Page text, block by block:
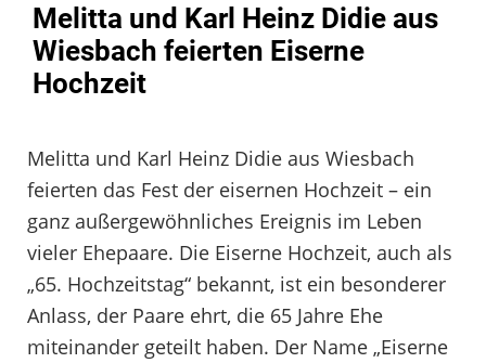
Melitta und Karl Heinz Didie aus
Wiesbach feierten Eiserne
Hochzeit
Melitta und Karl Heinz Didie aus Wiesbach
feierten das Fest der eisernen Hochzeit – ein
ganz außergewöhnliches Ereignis im Leben
vieler Ehepaare. Die Eiserne Hochzeit, auch als
„65. Hochzeitstag“ bekannt, ist ein besonderer
Anlass, der Paare ehrt, die 65 Jahre Ehe
miteinander geteilt haben. Der Name „Eiserne